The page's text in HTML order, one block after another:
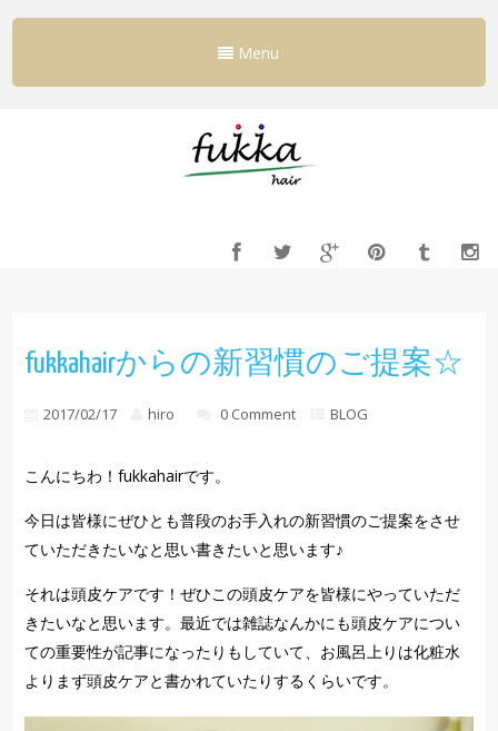
Menu
fukkahairからの新習慣のご提案☆
2017/02/17 hiro 0 Comment BLOG
こんにちわ！fukkahairです。
今日は皆様にぜひとも普段のお手入れの新習慣のご提案をさせ
ていただきたいなと思い書きたいと思います♪
それは頭皮ケアです！ぜひこの頭皮ケアを皆様にやっていただ
きたいなと思います。最近では雑誌なんかにも頭皮ケアについ
ての重要性が記事になったりもしていて、お風呂上りは化粧水
よりまず頭皮ケアと書かれていたりするくらいです。